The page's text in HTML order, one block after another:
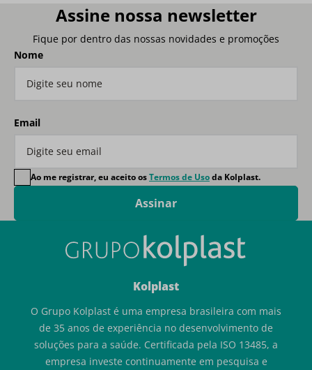
Assine nossa newsletter
Fique por dentro das nossas novidades e promoções
Nome
Email
Assinar
Ao me registrar, eu aceito osTermos de Usoda Kolplast.
Kolplast
O Grupo Kolplast é uma empresa brasileira com mais
de 35 anos de experiência no desenvolvimento de
soluções para a saúde. Certificada pela ISO 13485, a
empresa investe continuamente em pesquisa e